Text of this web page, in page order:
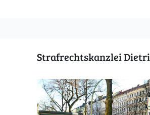
Strafrechtskanzlei